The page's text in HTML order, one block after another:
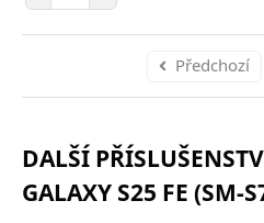
Předchozí
DALŠÍ
GALAXY S25 FE (SM-